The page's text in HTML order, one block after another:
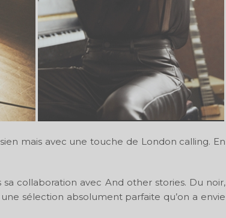
mais avec une touche de London calling. En
collaboration avec And other stories. Du noir,
sélection absolument parfaite qu’on a envie